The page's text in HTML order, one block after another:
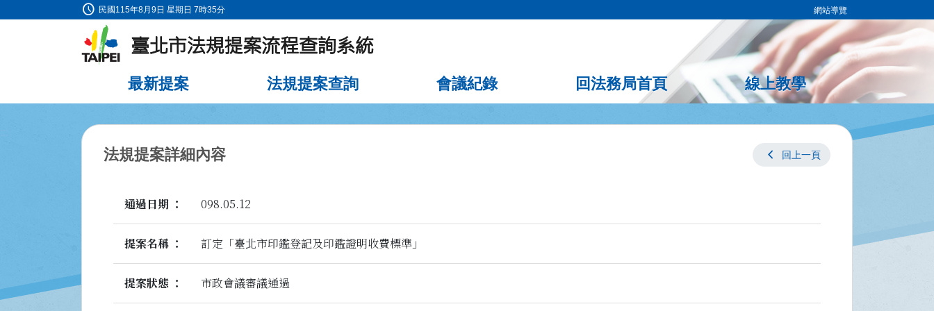
最新提案 法規提案查詢 會議紀錄 回法務局首頁 線上教學
schedule 民國115年8月9日 星期日 7時35分 網站導覽
法規提案詳細內容 chevron_left 回上一頁
通過日期 098.05.12
提案名稱 訂定「臺北市印鑑登記及印鑑證明收費標準」
提案狀態 市政會議審議通過